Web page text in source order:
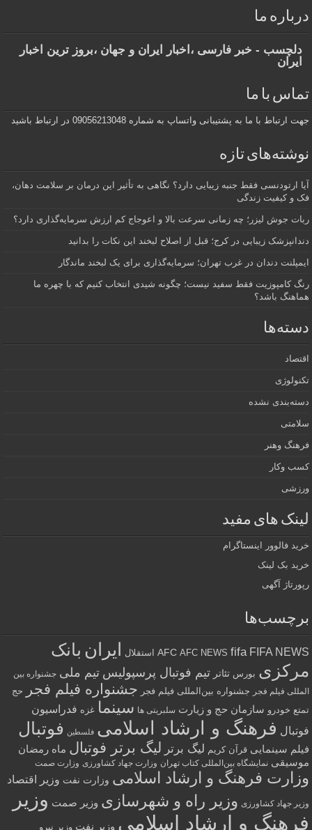
درباره ما
دلچسب - خبر فارسی ،اخبار ایران و جهان ،بروز ترین اخبار
ایران
تماس با ما
جهت ارتباط با ما به پشتیبانی واتساپ به شماره 09056213048 در ارتباط باشید
نوشته‌های تازه
آیا ارتودنسی فقط جنبه زیبایی دارد؟ نگاهی به تأثیر این درمان بر سلامت دهان،
فک و کیفیت زندگی
ربات جوش لیزر؛ چه زمانی سرعت بالا و اعوجاج کم ارزش سرمایه‌گذاری دارد؟
دندانپزشک زیبایی در کرج؛ قبل از اصلاح لبخند این نکات را بدانید
ایمپلنت دندان در غرب تهران؛ سرمایه‌گذاری برای یک لبخند ماندگار
رنگ کامپوزیت فقط سفید نیست؛ چگونه شیدی انتخاب کنیم که با چهره ما
هماهنگ باشد؟
دسته‌ها
اقتصاد
تکنولوژی
دسته‌بندی نشده
سلامتی
فرهنگ وهنر
کسب وکار
ورزشی
لینک های مفید
خرید فالوور اینستاگرام
خرید بک لینک
رپورتاژ آگهی
برچسب‌ها
AFC AFC NEWS fifa FIFA NEWS استقلال ایران بانک
مرکزی بورس تئاتر تیم فوتبال پرسپولیس تیم ملی جشنواره بین
المللی فیلم فجر جشنواره بین‌المللی فیلم فجر جشنواره فیلم فجر
حج
تمتع خودرو سازمان حج و زیارت سلبریتی ها سینما غزه فدراسیون
فوتبال فرهنگ و ارشاد اسلامی فلسطین فوتبال
فیلم سینمایی قرآن کریم لیگ برتر لیگ برتر فوتبال ماه رمضان
موسیقی نمایشگاه بین‌المللی کتاب تهران وزارت جهاد کشاورزی وزارت صمت
وزارت فرهنگ و ارشاد اسلامی وزارت نفت وزیر اقتصاد
وزیر جهاد کشاورزی وزیر راه و شهرسازی وزیر صمت وزیر
فرهنگ و ارشاد اسلامی وزیر نفت وزیر نیرو